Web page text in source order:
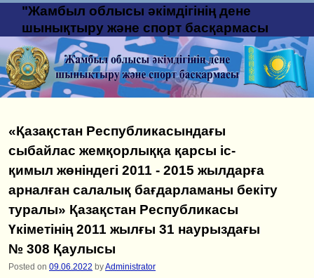
"Жамбыл облысы әкімдігінің дене
шынықтыру және спорт басқармасы
«Қазақстан Республикасындағы
сыбайлас жемқорлыққа қарсы іс-
қимыл жөніндегі 2011 - 2015 жылдарға
арналған салалық бағдарламаны бекіту
туралы» Қазақстан Республикасы
Үкіметінің 2011 жылғы 31 наурыздағы
№ 308 Қаулысы
Posted on 09.06.2022 byAdministrator